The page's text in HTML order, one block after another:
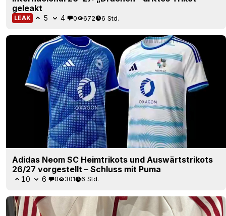
geleakt
LEAK 5 4 0 672 6 Std.
Adidas Neom SC Heimtrikots und Auswärtstrikots
26/27 vorgestellt – Schluss mit Puma
10 6 0 301 6 Std.